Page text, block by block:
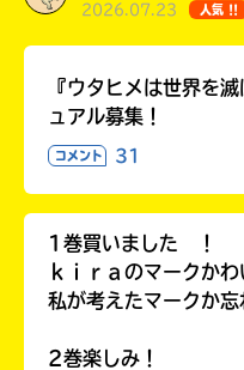
2026.07.23 人気 !!
『ウタヒメは世界を
ュアル募集！
コメント 31
1巻買いました ！
ｋｉｒａのマークかわ
私が考えたマークか忘
2巻楽しみ！